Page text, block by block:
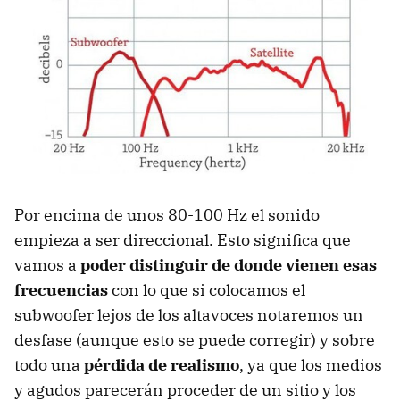
Por encima de unos 80-100 Hz el sonido
empieza a ser direccional. Esto significa que
vamos a poder distinguir de donde vienen esas
frecuenciascon lo que si colocamos el
subwoofer lejos de los altavoces notaremos un
desfase (aunque esto se puede corregir) y sobre
todo una pérdida de realismo, ya que los medios
y agudos parecerán proceder de un sitio y los